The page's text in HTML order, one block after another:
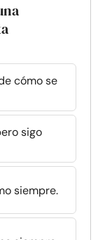
cómo se
sigo
siempre.